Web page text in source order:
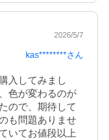
2026/5/7
kas********さん
入してみまし
色が変わるのが
ので、期待して
も問題ありませ
いてお値段以上